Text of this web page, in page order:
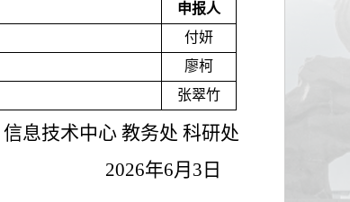
申报人
付妍
廖柯
张翠竹
信息技术中心 教务处 科研处
2026年6月3日